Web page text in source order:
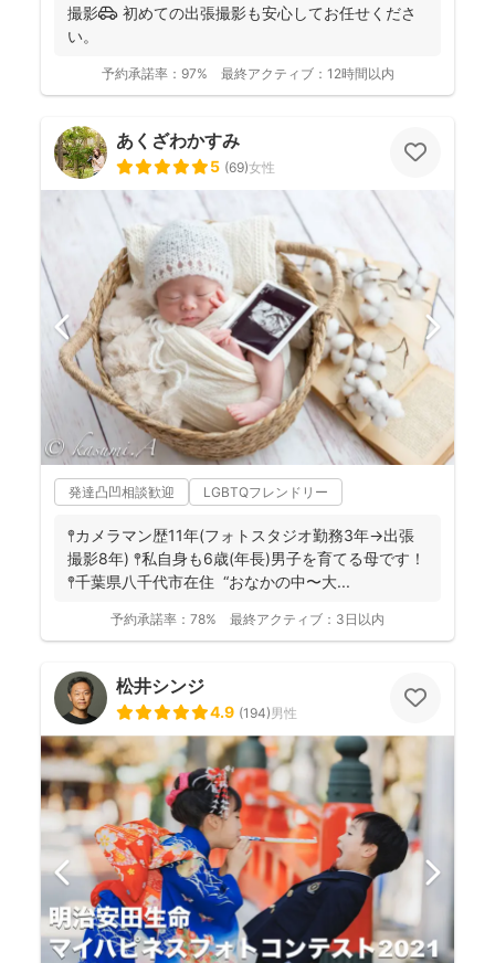
撮影🚗 初めての出張撮影も安心してお任せくださ
い。
予約承諾率： 97% 最終アクティブ： 12時間以内
あくざわかすみ
5 (69)女性
発達凸凹相談歓迎 LGBTQフレンドリー
𖤣カメラマン歴11年(フォトスタジオ勤務3年→出張
撮影8年) 𖤣私自身も6歳(年長)男子を育てる母です！
𖤣千葉県八千代市在住 “おなかの中〜大...
予約承諾率： 78% 最終アクティブ： 3日以内
松井シンジ
4.9 (194)男性